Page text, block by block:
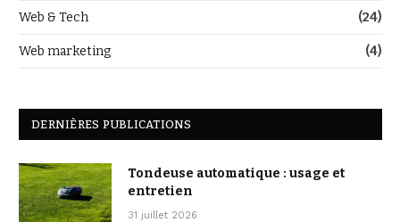
Web & Tech (24)
Web marketing (4)
DERNIÈRES PUBLICATIONS
Tondeuse automatique : usage et
entretien
31 juillet 2026